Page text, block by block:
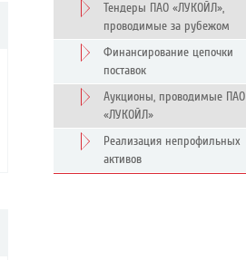
Тендеры ПАО «ЛУКОЙЛ»,
проводимые за рубежом
Финансирование цепочки
поставок
Аукционы, проводимые ПАО
«ЛУКОЙЛ»
Реализация непрофильных
активов